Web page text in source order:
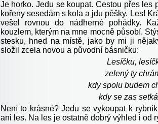
Je horko. Jedu se koupat. Cestou přes les
kořeny sesedám s kola a jdu pěšky. Les!
vešel rovnou do nádherné pohádky.
kouzlem, kterým na mne mocně působí.
stesku, hned na místě, jako by mi ji
složil zcela novou a původní básničku:
Lesíčku,
zelený ty
kdy spolu budem
kdy se zas
Není to krásné? Jedu se vykoupat k
ani les. Na les je ostatně dobrý výhled i od